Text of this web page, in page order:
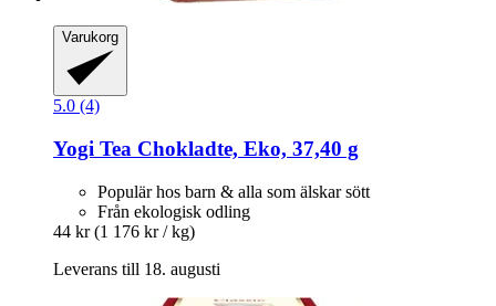
Varukorg
5.0 (4)
Yogi Tea Chokladte, Eko, 37,40 g
Populär hos barn & alla som älskar sött
Från ekologisk odling
44 kr (1 176 kr / kg)
Leverans till 18. augusti